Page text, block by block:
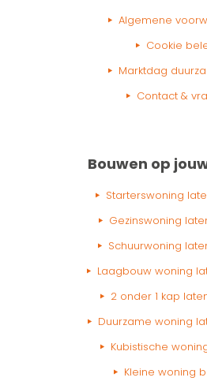
Algemene
Cookie
Marktdag
Contact &
Bouwen op
Starterswoning
Gezinswoning
Schuurwoning
Laagbouw woning
2 onder 1 kap
Duurzame woning
Kubistische
Kleine woning